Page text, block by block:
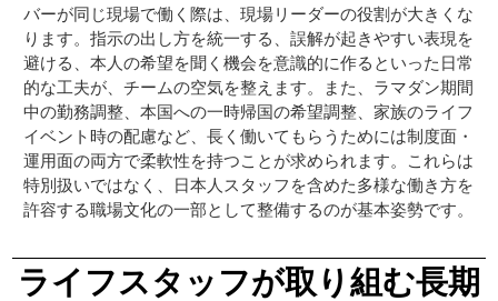
バーが同じ現場で働く際は、現場リーダーの役割が大きくな
ります。指示の出し方を統一する、誤解が起きやすい表現を
避ける、本人の希望を聞く機会を意識的に作るといった日常
的な工夫が、チームの空気を整えます。また、ラマダン期間
中の勤務調整、本国への一時帰国の希望調整、家族のライフ
イベント時の配慮など、長く働いてもらうためには制度面・
運用面の両方で柔軟性を持つことが求められます。これらは
特別扱いではなく、日本人スタッフを含めた多様な働き方を
許容する職場文化の一部として整備するのが基本姿勢です。
ライフスタッフが取り組む長期